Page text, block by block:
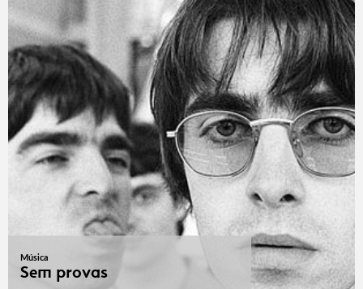
Música
Sem provas